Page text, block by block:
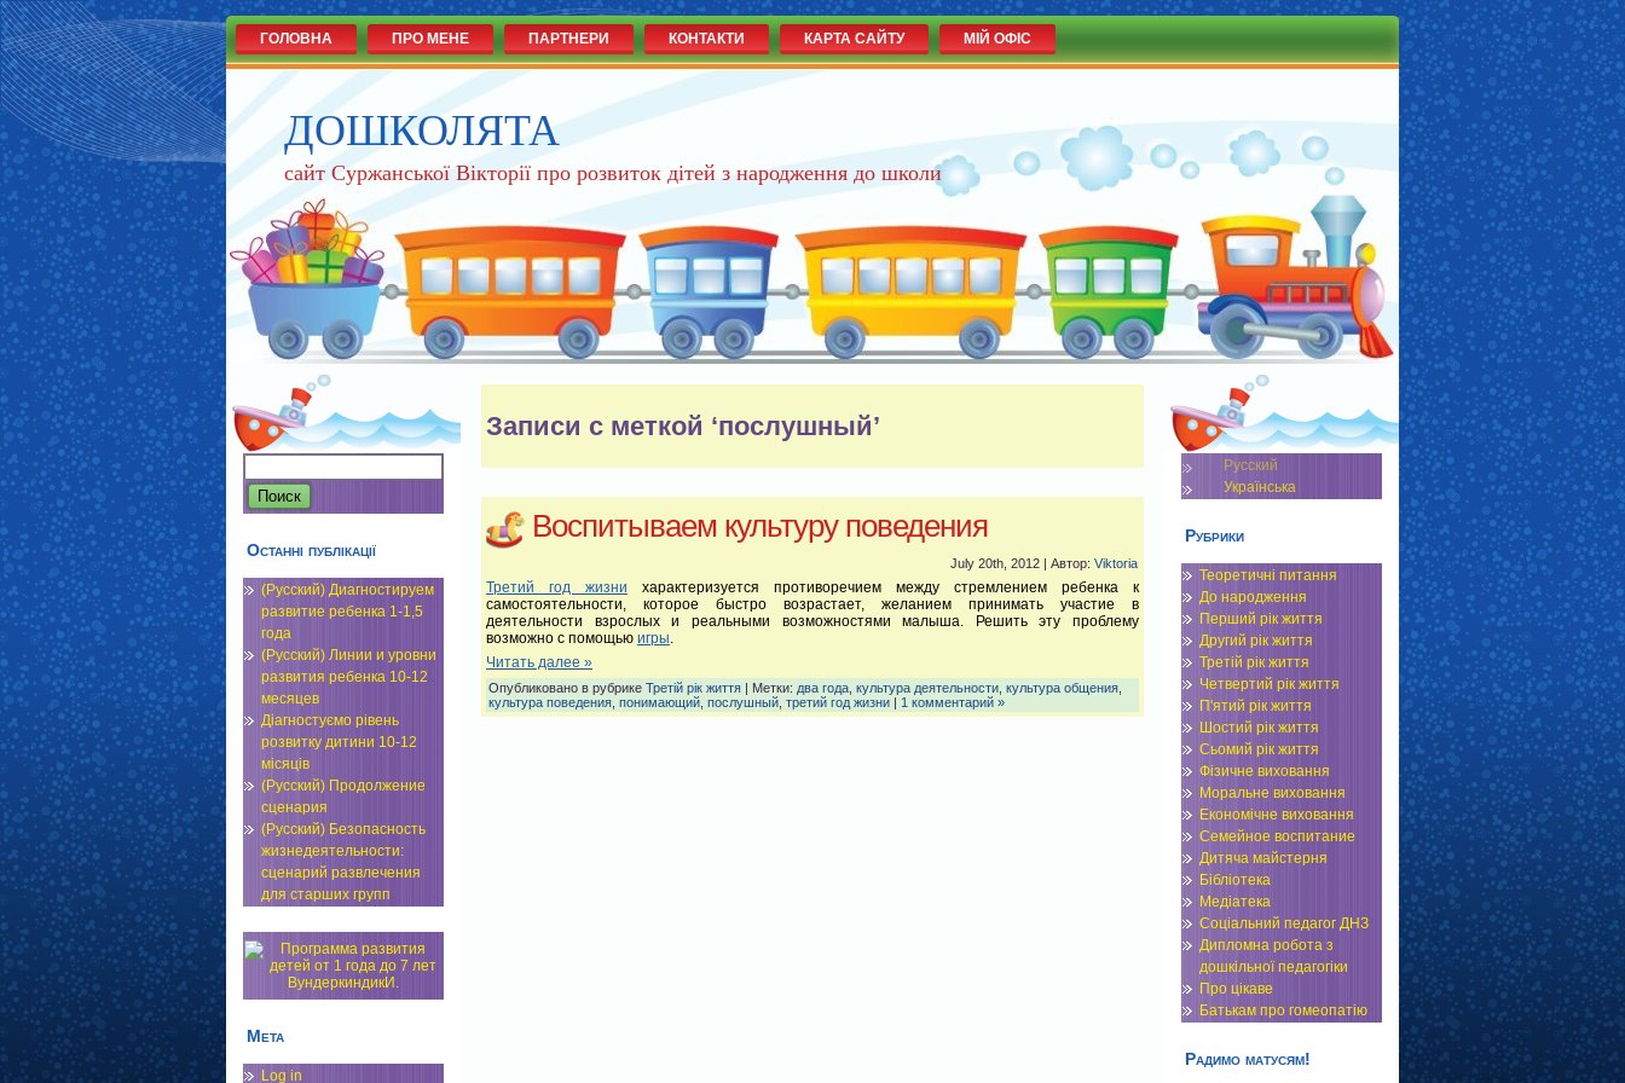
ДОШКОЛЯТА
сайт Суржанської Вікторії про розвиток дітей з народження до школи
ГОЛОВНА ПРО МЕНЕ ПАРТНЕРИ КОНТАКТИ КАРТА САЙТУ МІЙ ОФІС
Останні публікації
(Русский) Диагностируем
развитие ребенка 1-1,5
года
(Русский) Линии и уровни
развития ребенка 10-12
месяцев
Діагностуємо рівень
розвитку дитини 10-12
місяців
(Русский) Продолжение
сценария
(Русский) Безопасность
жизнедеятельности:
сценарий развлечения
для старших групп
Мета
Log in
Записи с меткой ‘послушный’
Воспитываем культуру поведения
July 20th, 2012 | Автор: Viktoria
Третий год жизни характеризуется противоречием между стремлением ребенка к
самостоятельности, которое быстро возрастает, желанием принимать участие в
деятельности взрослых и реальными возможностями малыша. Решить эту проблему
возможно с помощью игры
Читать далее »
Опубликовано в рубрике Третій рік життя | Метки: два года культура деятельности культура общения
культура поведения понимающий послушный третий год жизни | 1 комментарий »
Русский
Українська
Рубрики
Теоретичні питання
До народження
Перший рік життя
Другий рік життя
Третій рік життя
Четвертий рік життя
П'ятий рік життя
Шостий рік життя
Сьомий рік життя
Фізичне виховання
Моральне виховання
Економічне виховання
Семейное воспитание
Дитяча майстерня
Бібліотека
Медіатека
Соціальний педагог ДНЗ
Дипломна робота з
дошкільної педагогіки
Про цікаве
Батькам про гомеопатію
Радимо матусям!